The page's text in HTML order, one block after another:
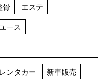
骨
エステ
ース
レンタカー
新車販売